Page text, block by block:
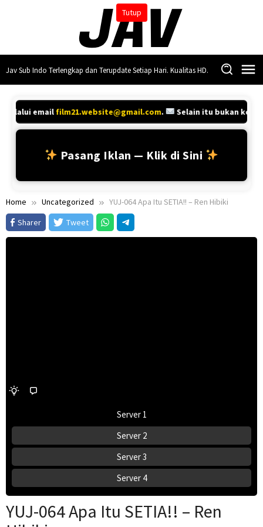
Tutup
Jav Sub Indo Terlengkap dan Terupdate Setiap Hari. Kualitas HD.
emailfilm21.website@gmail.com. Selain itu bukan
Pasang Iklan — Klik di Sini
Home Uncategorized
YUJ-064 Apa Itu SETIA!! – Ren Hibiki
Sharer
Tweet
Server 1
Server 2
Server 3
Server 4
YUJ-064 Apa Itu SETIA!! – Ren